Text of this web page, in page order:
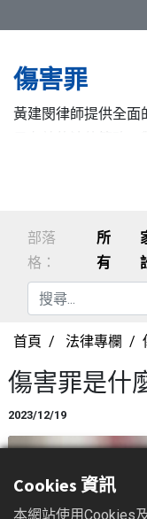
傷害罪
黃建閔律師提供全
最有效的法律策略
服務包括：準備訴
部落
格：
所
有
首頁 法律專欄
傷害罪是什
2023/12/19
Cookies 資訊
本網站使用Cookies